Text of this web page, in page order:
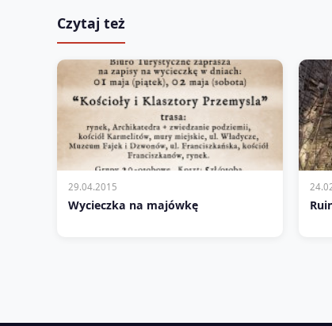
Czytaj też
29.04.2015
Wycieczka na majówkę